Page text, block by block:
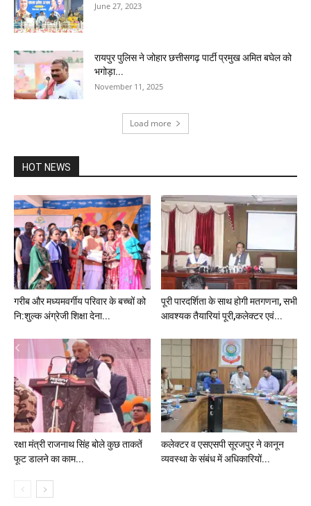
June 27, 2023
रायपुर पुलिस ने जोहार छत्तीसगढ़ पार्टी प्रमुख अमित बघेल को
भगोड़ा...
November 11, 2025
Load more
HOT NEWS
गरीब और मध्यमवर्गीय परिवार के बच्चों को
नि:शुल्क अंग्रेजी शिक्षा देना...
पूरी पारदर्शिता के साथ होगी मतगणना, सभी
आवश्यक तैयारियां पूरी,कलेक्टर एवं...
रक्षा मंत्री राजनाथ सिंह बोले कुछ ताकतें
फूट डालने का काम...
कलेक्टर व एसएसपी सूरजपुर ने कानून
व्यवस्था के संबंध में अधिकारियों...